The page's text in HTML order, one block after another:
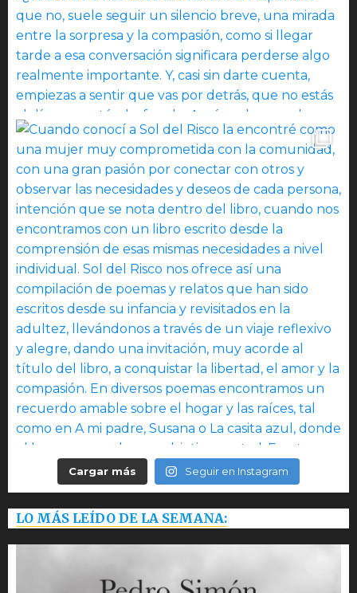
Cargar más Seguir en Instagram
LO MÁS LEÍDO DE LA SEMANA: